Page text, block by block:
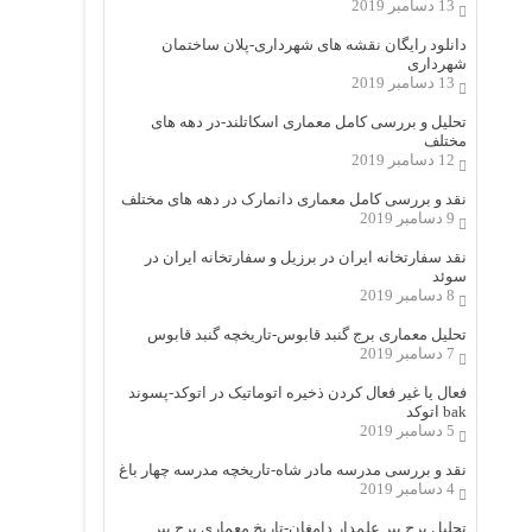
13 دسامبر 2019
دانلود رایگان نقشه های شهرداری-پلان ساختمان
شهرداری
13 دسامبر 2019
تحلیل و بررسی کامل معماری اسکاتلند-در دهه های
مختلف
12 دسامبر 2019
نقد و بررسی کامل معماری دانمارک در دهه های مختلف
9 دسامبر 2019
نقد سفارتخانه ایران در برزیل و سفارتخانه ایران در
سوئد
8 دسامبر 2019
تحلیل معماری برج گنبد قابوس-تاریخچه گنبد قابوس
7 دسامبر 2019
فعال یا غیر فعال کردن ذخیره اتوماتیک در اتوکد-پسوند
bak اتوکد
5 دسامبر 2019
نقد و بررسی مدرسه مادر شاه-تاریخچه مدرسه چهار باغ
4 دسامبر 2019
تحلیل برج پیر علمدار دامغان-تاریخ معماری برج پیر